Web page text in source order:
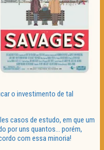
o investimento de tal
casos de estudo, em que um
por uns quantos… porém,
com essa minoria!